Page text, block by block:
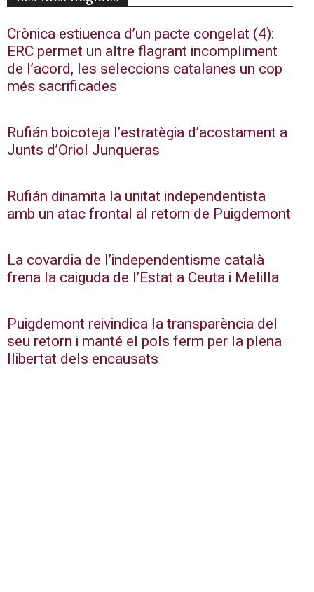
Crònica estiuenca d’un pacte congelat (4):
ERC permet un altre flagrant incompliment
de l’acord, les seleccions catalanes un cop
més sacrificades
Rufián boicoteja l’estratègia d’acostament a
Junts d’Oriol Junqueras
Rufián dinamita la unitat independentista
amb un atac frontal al retorn de Puigdemont
La covardia de l’independentisme català
frena la caiguda de l’Estat a Ceuta i Melilla
Puigdemont reivindica la transparència del
seu retorn i manté el pols ferm per la plena
llibertat dels encausats